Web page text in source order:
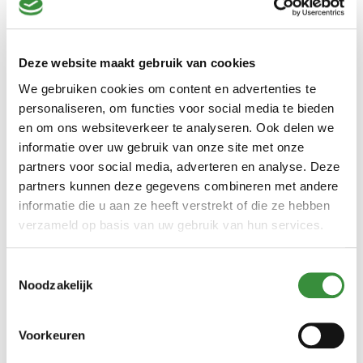
Deze website maakt gebruik van cookies
We gebruiken cookies om content en advertenties te
personaliseren, om functies voor social media te bieden
en om ons websiteverkeer te analyseren. Ook delen we
informatie over uw gebruik van onze site met onze
partners voor social media, adverteren en analyse. Deze
partners kunnen deze gegevens combineren met andere
informatie die u aan ze heeft verstrekt of die ze hebben
verzameld op basis van uw gebruik van hun services.
Noodzakelijk
Voorkeuren
smeren. Gewoon kleine stukjes afsnijden en naast een goed glas
whiskey opzuigen.
Heerlijk romig en pittig
Door Ines op 02-04-2025
Lekkere blauwe kaas, pittig maar niet te scherp, romig.
Iedereen is enthousiast!
Door Nannette op 28-12-2024
Perfect kaasje.